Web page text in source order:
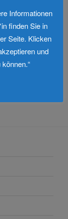
Informationen
finden Sie in
Seite. Klicken
und